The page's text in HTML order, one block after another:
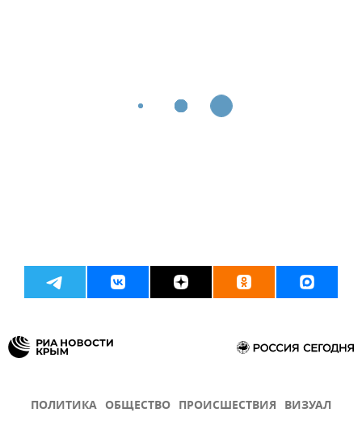
ПОЛИТИКА ОБЩЕСТВО ПРОИСШЕСТВИЯ ВИЗУАЛ